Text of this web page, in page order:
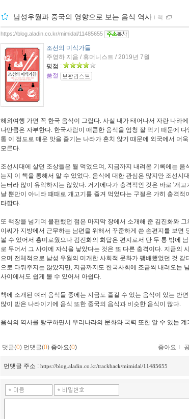
남성우월과 중국의 영향으로 보는 음식 역사 ｌ 책
https://blog.aladin.co.kr/mimidal/11485655
조선의 미식가들
주영하 지음 / 휴머니스트 / 2019년 7월
평점 :
품절
해외여행 가면 꼭 한국 음식이 그립다. 사실 내가 태어나서 자란 나라
나만큼은 자부한다. 한국사람이 매콤한 음식을 엄청 잘 먹기 때문에
통 이 정도로 매운 맛을 즐기는 나라가 흔치 않기 때문에 외국에서 더
모른다.
조선시대에 살던 조상들은 뭘 먹었으며, 지금까지 내려온 기록에는 음
는지 이 책을 통해서 알 수 있었다. 음식에 대한 관심은 많지만 조선시
는터라 많이 유익하지는 않았다. 거기에다가 충격적인 것은 바로 '개
날 뿐만이 아니라 때때로 개고기를 즐겨 먹었다는 구절은 가히 충격
타깝다.
또 책장을 넘기며 불편했던 점은 마지막 장에서 소개해 준 김진화와
이씨가 지방에서 근무하는 남편을 위해서 꾸준하게 쓴 손편지를 보면
볼 수 있어서 흥미로웠으나 김진화의 화답은 편지로서 단 두 통 밖에
로 두어서 그 사이에 자식을 낳았다는 것은 또 다른 충격이다. 지금의
으며 전체적으로 남성 우월의 미개한 사회적 문화가 팽배했었던 것 같
으로 다뤄주지는 않았지만, 지금까지도 한국사회에 조금씩 내려오는
사이에서도 쉽게 볼 수 있어서 아쉽다.
책에 소개된 여러 음식들 중에는 지금도 즐길 수 있는 음식이 있는 반
많이 받은 나라이기에 음식 또한 중국의 음식과 비슷한 음식이 많다.
음식의 역사를 탕구하면서 우리나라의 문화와 국력 또한 알 수 있는 계
댓글(0) 먼댓글(0) 좋아요(0) 좋아요 ｌ
먼댓글 주소 : https://blog.aladin.co.kr/trackback/mimidal/11485655